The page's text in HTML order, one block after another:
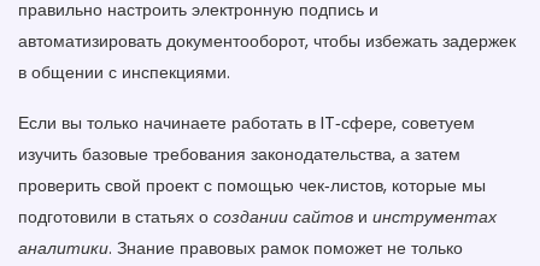
правильно настроить электронную подпись и
автоматизировать документооборот, чтобы избежать задержек
в общении с инспекциями.
Если вы только начинаете работать в IT‑сфере, советуем
изучить базовые требования законодательства, а затем
проверить свой проект с помощью чек‑листов, которые мы
подготовили в статьях о создании сайтов и инструментах
аналитики. Знание правовых рамок поможет не только